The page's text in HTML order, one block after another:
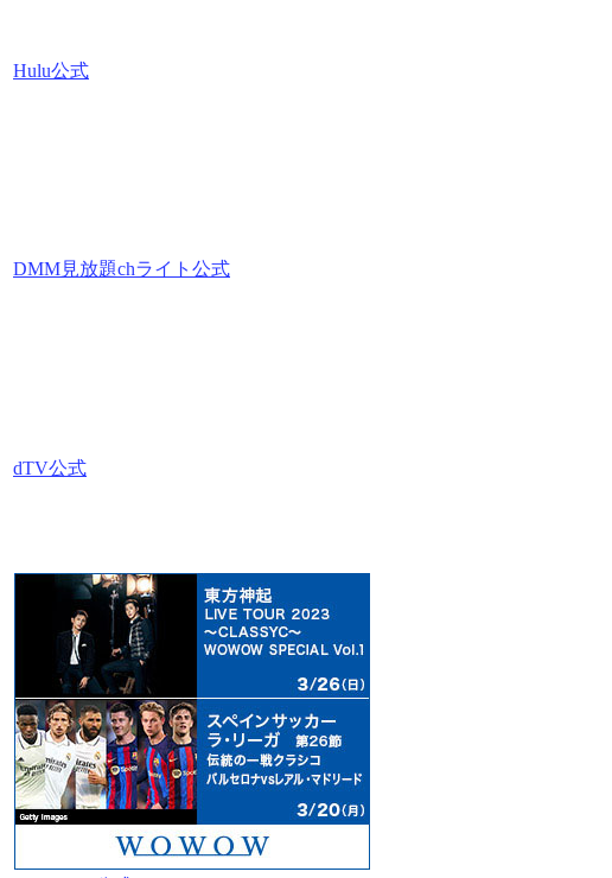
Hulu公式
DMM見放題chライト公式
dTV公式